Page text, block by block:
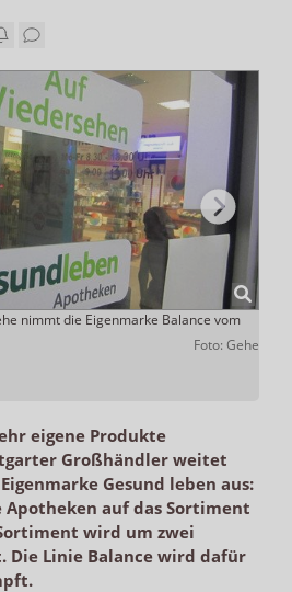
nimmt die Eigenmarke Balance vom
Foto: Gehe
eigene Produkte
Großhändler weitet
Gesund leben aus:
Apotheken auf das Sortiment
wird um zwei
Die Linie Balance wird dafür